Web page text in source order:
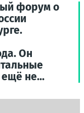
форум о
Он
не...